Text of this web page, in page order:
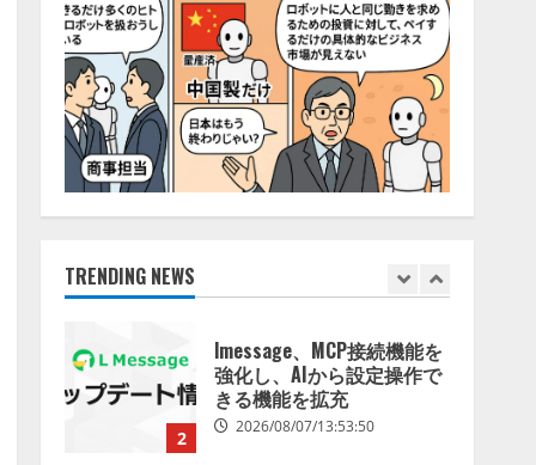
TRENDING NEWS
2026/08/07/10:54:31
5
AI駆動開発の推進に向けて
「TinhVan Technologies
JSC.」と業務提携
2026/08/06/14:54:32
1
【開催報告】次世代AIプラ
2
lmessage、MCP接続機能を
強化し、AIから設定操作で
きる機能を拡充
2026/08/07/13:53:50